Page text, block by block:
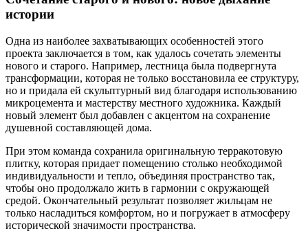
истории
Одна из наиболее захватывающих особенностей этого
проекта заключается в том, как удалось сочетать элементы
нового и старого. Например, лестница была подвергнута
трансформации, которая не только восстановила ее структуру,
но и придала ей скульптурный вид благодаря использованию
микроцемента и мастерству местного художника. Каждый
новый элемент был добавлен с акцентом на сохранение
душевной составляющей дома.
При этом команда сохранила оригинальную терракотовую
плитку, которая придает помещению столько необходимой
индивидуальности и тепло, объединяя пространство так,
чтобы оно продолжало жить в гармонии с окружающей
средой. Окончательный результат позволяет жильцам не
только насладиться комфортом, но и погружает в атмосферу
исторической значимости пространства.